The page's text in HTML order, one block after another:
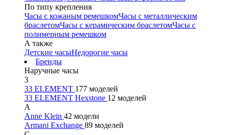
По типу крепления
Часы с кожаным ремешкомЧасы с металлическим
браслетомЧасы с керамическим браслетомЧасы с
полимерным ремешком
А также
Детские часыНедорогие часы
Бренды
Наручные часы
3
33 ELEMENT 177 моделей
33 ELEMENT Hexstone 12 моделей
A
Anne Klein 42 модели
Armani Exchange 89 моделей